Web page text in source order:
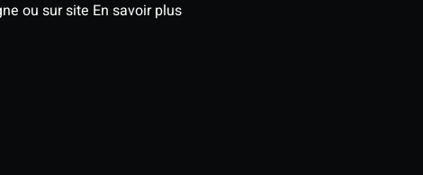
ou sur site En savoir plus